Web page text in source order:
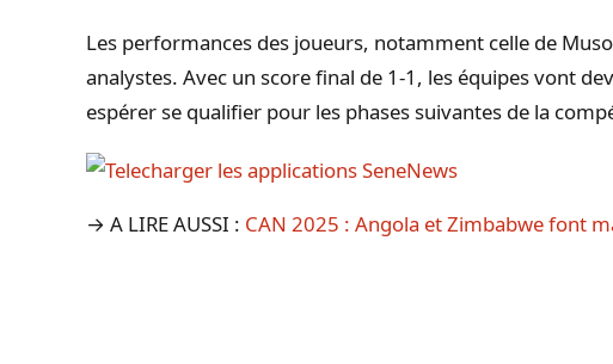
Les performances des joueurs, notamment celle de
analystes. Avec un score final de 1-1, les équipes vont
espérer se qualifier pour les phases suivantes de la
→ A LIRE AUSSI : CAN 2025 : Angola et Zimbabwe font